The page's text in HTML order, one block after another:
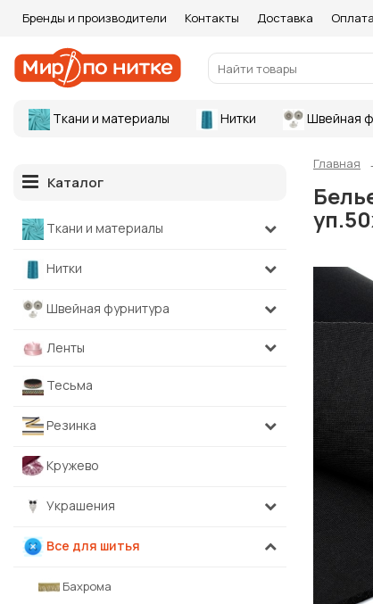
Бренды и производители Контакты Доставка Оплата
Ткани и материалы Нитки Швейная
Главная
Каталог
Ткани и материалы
Нитки
Швейная фурнитура
Ленты
Тесьма
Резинка
Кружево
Украшения
Все для шитья
Бахрома